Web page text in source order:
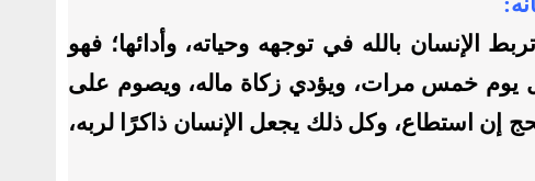
الإنسان بالله في توجهه وحياته، وأدائها؛ فهو
يوم خمس مرات، ويؤدي زكاة ماله، ويصوم على
إن استطاع، وكل ذلك يجعل الإنسان ذاكرًا لربه،